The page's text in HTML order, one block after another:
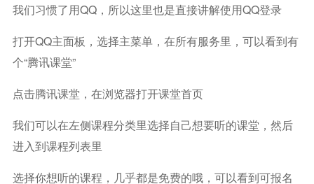
我们习惯了用QQ，所以这里也是直接讲解使用QQ登录
打开QQ主面板，选择主菜单，在所有服务里，可以看到有
个“腾讯课堂”
点击腾讯课堂，在浏览器打开课堂首页
我们可以在左侧课程分类里选择自己想要听的课堂，然后
进入到课程列表里
选择你想听的课程，几乎都是免费的哦，可以看到可报名